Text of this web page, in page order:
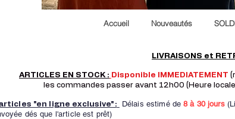
Accueil Nouveautés
LIVRAISONS et
ARTICLES EN STOCK : Disponible IMMEDIATEMENT
les commandes passer avant 12h00 (Heure
"en ligne exclusive": Délais estimé de8 à 30 jours
dés que l'article est prêt)